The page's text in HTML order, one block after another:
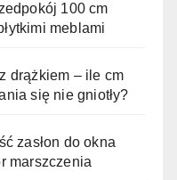
100 cm
meblami
drążkiem – ile cm
się nie gniotły?
zasłon do okna
marszczenia